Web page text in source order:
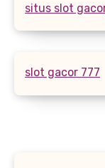
situs slot
slot gacor 777